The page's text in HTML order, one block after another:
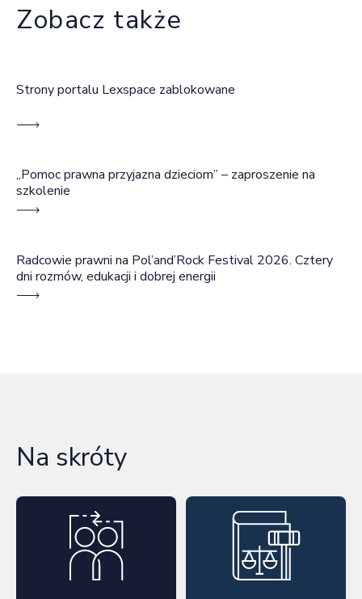
Zobacz także
Strony portalu Lexspace zablokowane
„Pomoc prawna przyjazna dzieciom” – zaproszenie na
szkolenie
Radcowie prawni na Pol’and’Rock Festival 2026. Cztery
dni rozmów, edukacji i dobrej energii
Na skróty